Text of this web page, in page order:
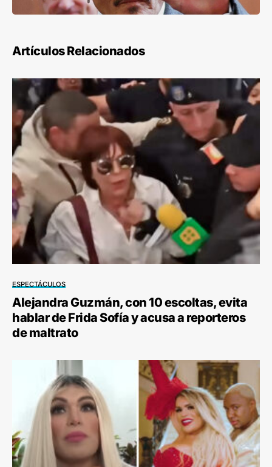
Artículos Relacionados
ESPECTÁCULOS
Alejandra Guzmán, con 10 escoltas, evita
hablar de Frida Sofía y acusa a reporteros
de maltrato